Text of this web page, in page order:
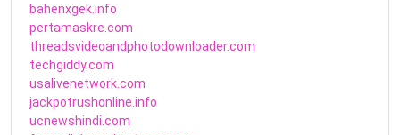
bahenxgek.info
pertamaskre.com
threadsvideoandphotodownloader.com
techgiddy.com
usalivenetwork.com
jackpotrushonline.info
ucnewshindi.com